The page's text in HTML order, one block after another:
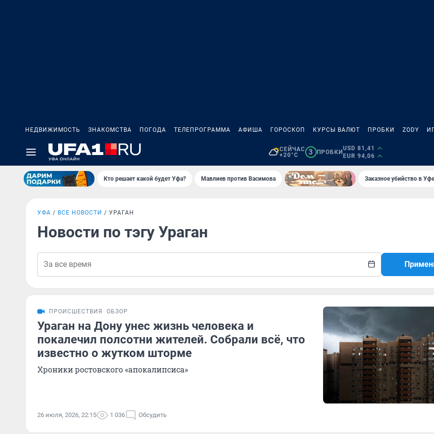
НЕДВИЖИМОСТЬ ЗНАКОМСТВА ПОГОДА ТЕЛЕПРОГРАММА АФИША ГОРОСКОП КУРСЫ ВАЛЮТ ПРОБКИ ZODY
СЕЙЧАС
+20°C
3 ПРОБКИ
USD 81,41
EUR 94,06
Кто решает какой будет Уфа? Мавлиев против Васимова Заказное убийство в
УФА ВСЕ НОВОСТИ УРАГАН
Новости по тэгу Ураган
ПРОИСШЕСТВИЯ ОБЗОР
Ураган на Дону унес жизнь человека и
покалечил полсотни жителей. Собрали всё, что
известно о жутком шторме
Хроники ростовского «апокалипсиса»
26 июля, 2026, 22:15 1 036 Обсудить